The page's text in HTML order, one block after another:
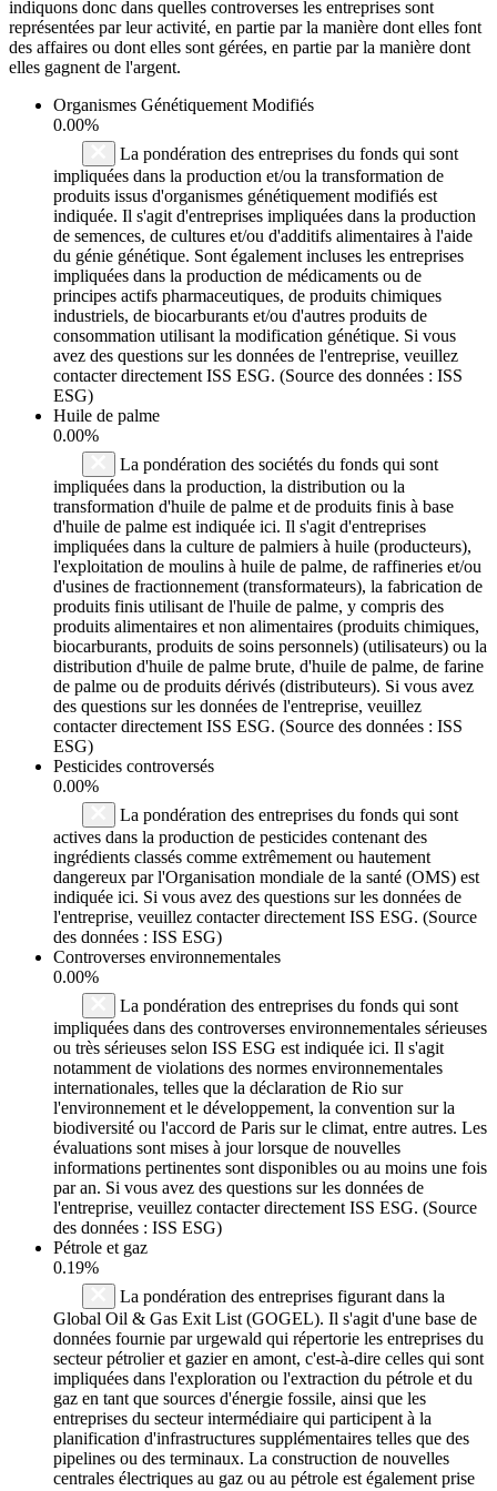
indiquons donc dans quelles controverses les entreprises sont
représentées par leur activité, en partie par la manière dont elles font
des affaires ou dont elles sont gérées, en partie par la manière dont
elles gagnent de l'argent.
Organismes Génétiquement Modifiés
0.00%
La pondération des entreprises du fonds qui sont
impliquées dans la production et/ou la transformation de
produits issus d'organismes génétiquement modifiés est
indiquée. Il s'agit d'entreprises impliquées dans la production
de semences, de cultures et/ou d'additifs alimentaires à l'aide
du génie génétique. Sont également incluses les entreprises
impliquées dans la production de médicaments ou de
principes actifs pharmaceutiques, de produits chimiques
industriels, de biocarburants et/ou d'autres produits de
consommation utilisant la modification génétique. Si vous
avez des questions sur les données de l'entreprise, veuillez
contacter directement ISS ESG. (Source des données : ISS
ESG)
Huile de palme
0.00%
La pondération des sociétés du fonds qui sont
impliquées dans la production, la distribution ou la
transformation d'huile de palme et de produits finis à base
d'huile de palme est indiquée ici. Il s'agit d'entreprises
impliquées dans la culture de palmiers à huile (producteurs),
l'exploitation de moulins à huile de palme, de raffineries et/ou
d'usines de fractionnement (transformateurs), la fabrication de
produits finis utilisant de l'huile de palme, y compris des
produits alimentaires et non alimentaires (produits chimiques,
biocarburants, produits de soins personnels) (utilisateurs) ou la
distribution d'huile de palme brute, d'huile de palme, de farine
de palme ou de produits dérivés (distributeurs). Si vous avez
des questions sur les données de l'entreprise, veuillez
contacter directement ISS ESG. (Source des données : ISS
ESG)
Pesticides controversés
0.00%
La pondération des entreprises du fonds qui sont
actives dans la production de pesticides contenant des
ingrédients classés comme extrêmement ou hautement
dangereux par l'Organisation mondiale de la santé (OMS) est
indiquée ici. Si vous avez des questions sur les données de
l'entreprise, veuillez contacter directement ISS ESG. (Source
des données : ISS ESG)
Controverses environnementales
0.00%
La pondération des entreprises du fonds qui sont
impliquées dans des controverses environnementales sérieuses
ou très sérieuses selon ISS ESG est indiquée ici. Il s'agit
notamment de violations des normes environnementales
internationales, telles que la déclaration de Rio sur
l'environnement et le développement, la convention sur la
biodiversité ou l'accord de Paris sur le climat, entre autres. Les
évaluations sont mises à jour lorsque de nouvelles
informations pertinentes sont disponibles ou au moins une fois
par an. Si vous avez des questions sur les données de
l'entreprise, veuillez contacter directement ISS ESG. (Source
des données : ISS ESG)
Pétrole et gaz
0.19%
La pondération des entreprises figurant dans la
Global Oil & Gas Exit List (GOGEL). Il s'agit d'une base de
données fournie par urgewald qui répertorie les entreprises du
secteur pétrolier et gazier en amont, c'est-à-dire celles qui sont
impliquées dans l'exploration ou l'extraction du pétrole et du
gaz en tant que sources d'énergie fossile, ainsi que les
entreprises du secteur intermédiaire qui participent à la
planification d'infrastructures supplémentaires telles que des
pipelines ou des terminaux. La construction de nouvelles
centrales électriques au gaz ou au pétrole est également prise